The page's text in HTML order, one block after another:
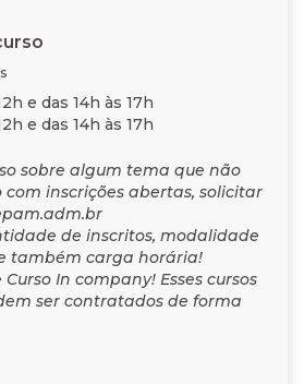
e das 14h às 17h
e das 14h às 17h
sobre algum tema que não
inscrições abertas, solicitar
de inscritos, modalidade
também carga horária!
In company! Esses cursos
ser contratados de forma